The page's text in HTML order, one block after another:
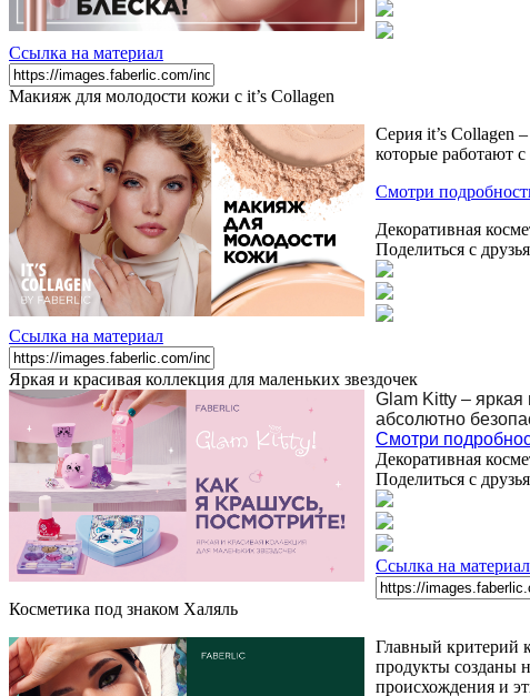
Ссылка на материал
Макияж для молодости кожи с it’s Collagen
Серия it’s Collagen
которые работают
Смотри
Декоративная
Поделиться с
Ссылка на материал
Яркая и красивая коллекция для маленьких звездочек
Glam Kitty –
абсолютно
Смотри
Декоративная
Поделиться с
Ссылка на материал
Косметика под знаком Халяль
Главный критерий
продукты созданы
происхождения и